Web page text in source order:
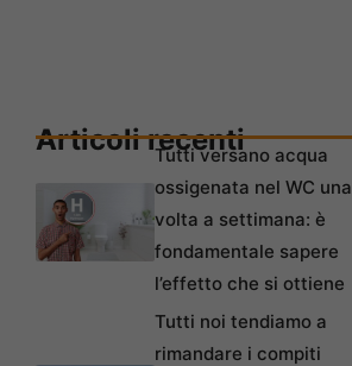
Articoli recenti
Tutti versano acqua
ossigenata nel WC una
volta a settimana: è
fondamentale sapere
l’effetto che si ottiene
Tutti noi tendiamo a
rimandare i compiti